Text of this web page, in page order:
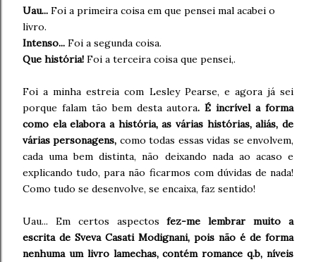
Uau... Foi a primeira coisa em que pensei mal acabei o
livro.
Intenso... Foi a segunda coisa.
Que história! Foi a terceira coisa que pensei,.
Foi a minha estreia com Lesley Pearse, e agora já sei
porque falam tão bem desta autora. É incrível a forma
como ela elabora a história, as várias histórias, aliás, de
várias personagens, como todas essas vidas se envolvem,
cada uma bem distinta, não deixando nada ao acaso e
explicando tudo, para não ficarmos com dúvidas de nada!
Como tudo se desenvolve, se encaixa, faz sentido!
Uau... Em certos aspectosfez-me lembrar muito a
escrita de Sveva Casati Modignani, pois não é de forma
nenhuma um livro lamechas, contém romance q.b, níveis